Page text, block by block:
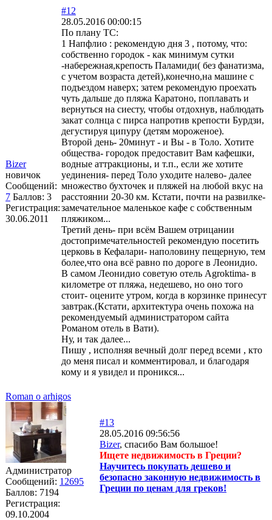
Bizer
новичок
Сообщений:
7 Баллов: 3
Регистрация:
30.06.2011
#12
28.05.2016 00:00:15
По плану ТС:
1 Напфлио : рекомендую дня 3 , потому, что:
собственно городок - как минимум сутки
-набережная,крепость Паламиди( без фанатизма,
с учетом возраста детей),конечно,на машине с
подъездом наверх; затем рекомендую проехать
чуть дальше до пляжа Каратоно, поплавать и
вернуться на сиесту, чтобы отдохнув, наблюдать
закат солнца с пирса напротив крепости Бурдзи,
дегустируя ципуру (детям мороженое).
Второй день- 20минут - и Вы - в Толо. Хотите
общества- городок предоставит Вам кафешки,
водные аттракционы, и т.п., если же хотите
уединения- перед Толо уходите налево- далее
множество бухточек и пляжей на любой вкус на
расстоянии 20-30 км. Кстати, почти на развилке-
замечательное маленькое кафе с собственным
пляжиком...
Третий день- при всём Вашем отрицании
достопримечательностей рекомендую посетить
церковь в Кефалари- наполовину пещерную, тем
более,что она всё равно по дороге в Леонидио.
В самом Леонидио советую отель Agroktima- в
километре от пляжа, недешево, но оно того
стоит- оцените утром, когда в корзинке принесут
завтрак.(Кстати, архитектура очень похожа на
рекомендуемый администратором сайта
Романом отель в Вати).
Ну, и так далее...
Пишу , исполняя вечный долг перед всеми , кто
до меня писал и комментировал, и благодаря
кому и я увидел и проникся...
Roman o arhigos
Администратор
Сообщений: 12695
Баллов: 7194
Регистрация:
09.10.2004
#13
28.05.2016 09:56:56
Bizer, спасибо Вам большое!
Ищете недвижимость в Греции?
Научитесь покупать дешево и
безопасно законную недвижимость в
Греции по ценам для греков!